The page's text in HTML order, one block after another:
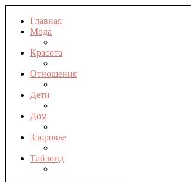
Главная
Мода
Красота
Отношения
Дети
Дом
Здоровье
Таблоид